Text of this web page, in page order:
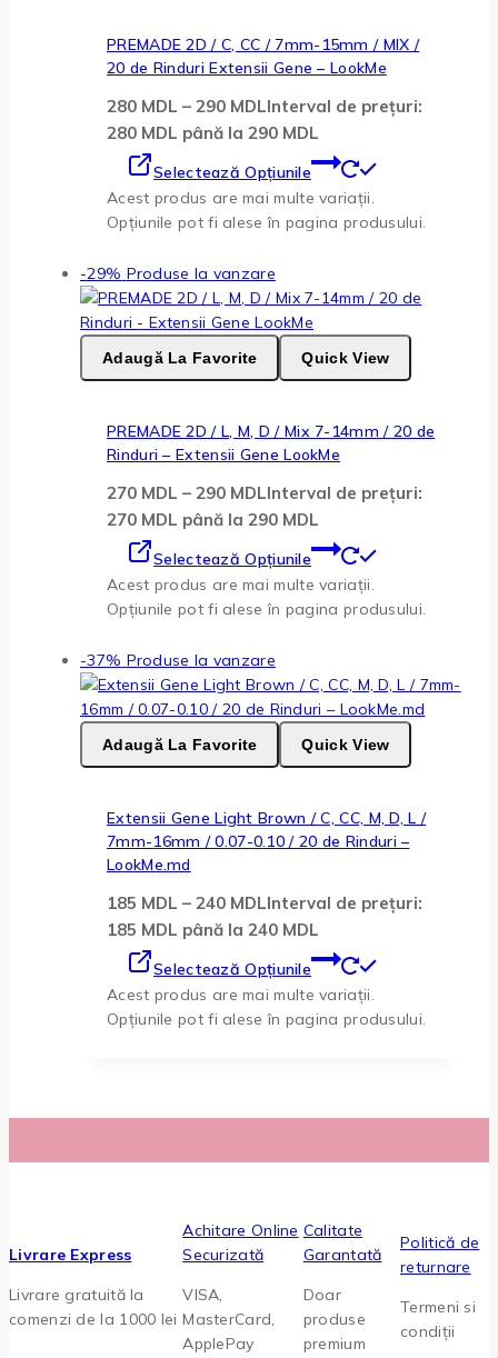
PREMADE 2D / C, CC / 7mm-15mm / MIX /
20 de Rinduri Extensii Gene – LookMe
280 MDL – 290 MDLInterval de prețuri:
280 MDL până la 290 MDL
Selectează Opțiunile
Acest produs are mai multe variații.
Opțiunile pot fi alese în pagina produsului.
-29% Produse la vanzare
Adaugă La Favorite Quick View
PREMADE 2D / L, M, D / Mix 7-14mm / 20 de
Rinduri – Extensii Gene LookMe
270 MDL – 290 MDLInterval de prețuri:
270 MDL până la 290 MDL
Selectează Opțiunile
Acest produs are mai multe variații.
Opțiunile pot fi alese în pagina produsului.
-37% Produse la vanzare
Adaugă La Favorite Quick View
Extensii Gene Light Brown / C, CC, M, D, L /
7mm-16mm / 0.07-0.10 / 20 de Rinduri –
LookMe.md
185 MDL – 240 MDLInterval de prețuri:
185 MDL până la 240 MDL
Selectează Opțiunile
Acest produs are mai multe variații.
Opțiunile pot fi alese în pagina produsului.
Livrare Express
Livrare gratuită la
comenzi de la 1000 lei
Achitare Online
Securizată
VISA,
MasterCard,
ApplePay
Calitate
Garantată
Doar
produse
premium
Politică de
returnare
Termeni si
condiții